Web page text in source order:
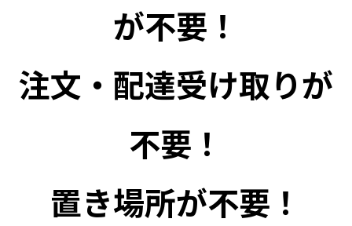
が不要！
注文・配達受け取りが
不要！
置き場所が不要！